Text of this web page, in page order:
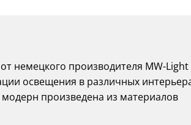
немецкого производителя MW-Light
освещения в различных
произведена из материалов